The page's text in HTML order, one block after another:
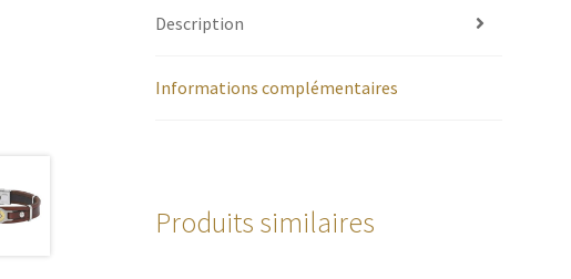
Description
Informations complémentaires
Produits similaires